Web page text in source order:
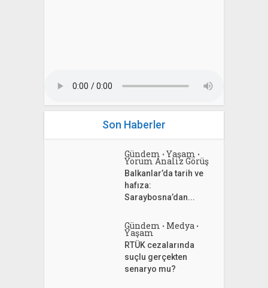
Son Haberler
Gündem • Yaşam •
Yorum Analiz Görüş
Balkanlar’da tarih ve
hafıza:
Saraybosna’dan...
Gündem • Medya •
Yaşam
RTÜK cezalarında
suçlu gerçekten
senaryo mu?